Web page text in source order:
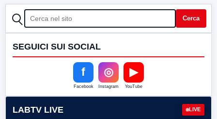
CERCA Cerca
SEGUICI SUI SOCIAL
f
Facebook
◎
Instagram
▶
YouTube
LABTV LIVE LIVE